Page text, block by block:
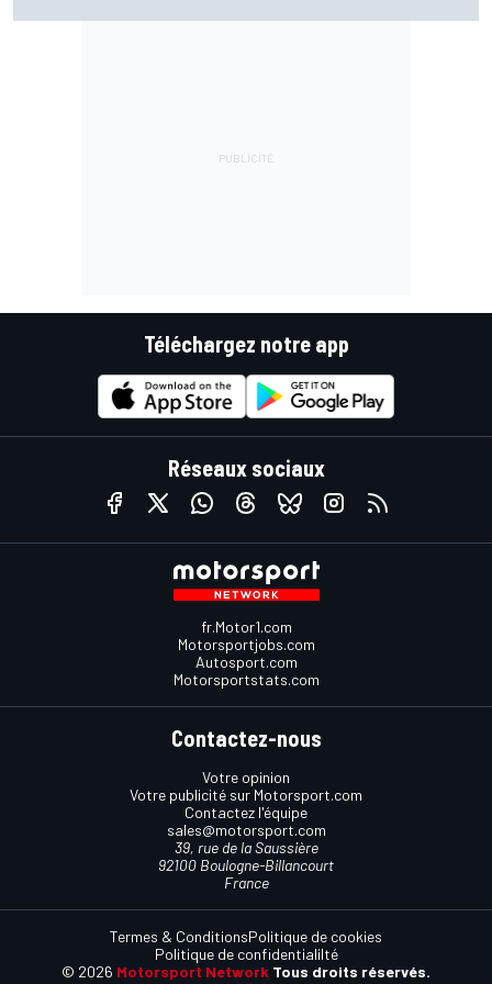
Téléchargez notre app
Réseaux sociaux
fr.Motor1.com
Motorsportjobs.com
Autosport.com
Motorsportstats.com
Contactez-nous
Votre opinion
Votre publicité sur Motorsport.com
Contactez l'équipe
sales@motorsport.com
39, rue de la Saussière
92100 Boulogne-Billancourt
France
© 2026 Motorsport Network Tous droits réservés.
Termes & ConditionsPolitique de cookies
Politique de confidentialilté